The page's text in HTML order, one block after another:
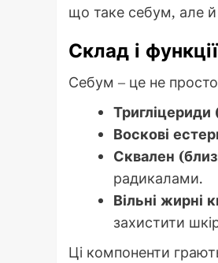
що таке себум, але й
Склад і
Себум – це не
Тригліцериди
Воскові
Сквален
радикалами.
Вільні жирні
захистити
Ці компоненти